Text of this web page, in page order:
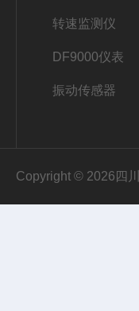
转速监测仪
DF9000仪表
振动传感器
Copyright © 2026四